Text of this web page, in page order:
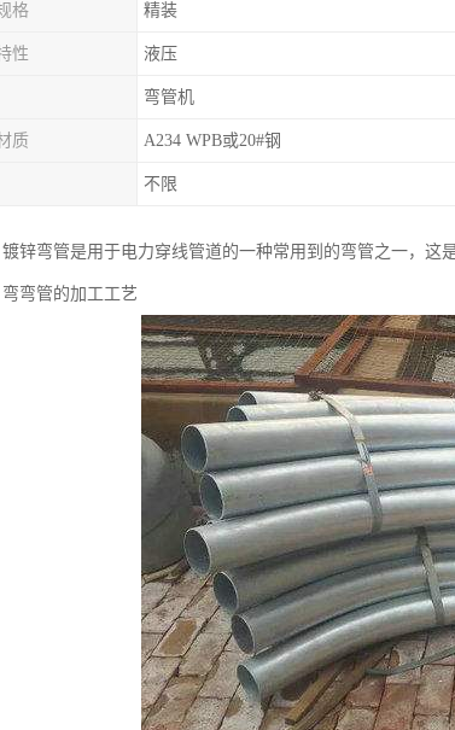
格 精装
性 液压
弯管机
质 A234 WPB或20#钢
不限
镀锌弯管是用于电力穿线管道的一种常用到的弯管之一，这
弯弯管的加工工艺